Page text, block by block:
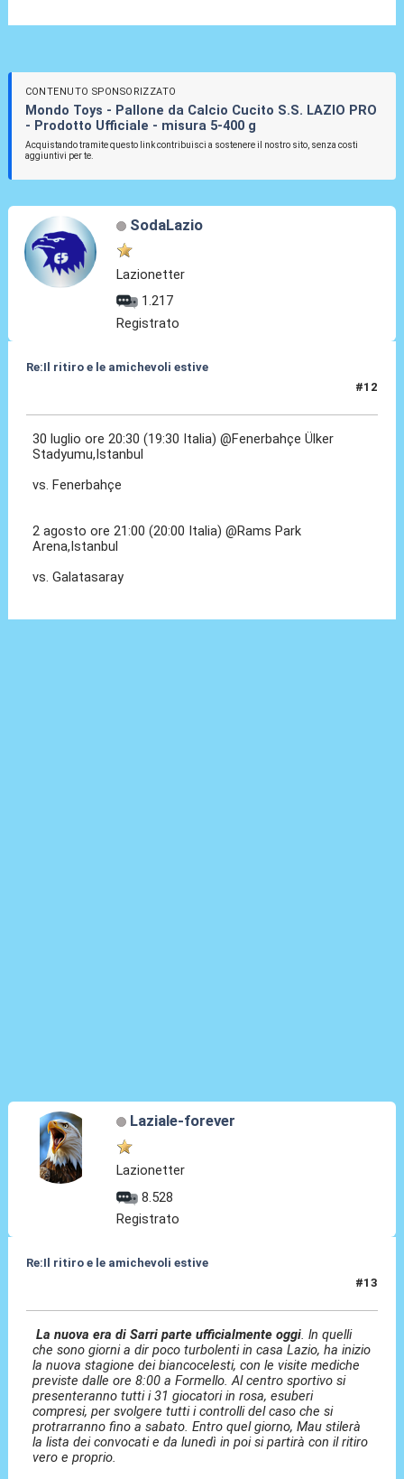
CONTENUTO SPONSORIZZATO
Mondo Toys - Pallone da Calcio Cucito S.S. LAZIO PRO
- Prodotto Ufficiale - misura 5-400 g
Acquistando tramite questo link contribuisci a sostenere il nostro sito, senza costi
aggiuntivi per te.
SodaLazio
Lazionetter
1.217
Registrato
Re:Il ritiro e le amichevoli estive
#12
30 luglio ore 20:30 (19:30 Italia) @Fenerbahçe Ülker
Stadyumu,Istanbul
vs. Fenerbahçe
2 agosto ore 21:00 (20:00 Italia) @Rams Park
Arena,Istanbul
vs. Galatasaray
Laziale-forever
Lazionetter
8.528
Registrato
Re:Il ritiro e le amichevoli estive
#13
La nuova era di Sarri parte ufficialmente oggi. ln quelli
che sono giorni a dir poco turbolenti in casa Lazio, ha inizio
la nuova stagione dei biancocelesti, con le visite mediche
previste dalle ore 8:00 a Formello. Al centro sportivo si
presenteranno tutti i 31 giocatori in rosa, esuberi
compresi, per svolgere tutti i controlli del caso che si
protrarranno fino a sabato. Entro quel giorno, Mau stilerà
la lista dei convocati e da lunedì in poi si partirà con il ritiro
vero e proprio.